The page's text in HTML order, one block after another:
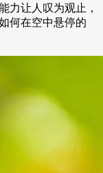
力让人叹为观止，
何在空中悬停的